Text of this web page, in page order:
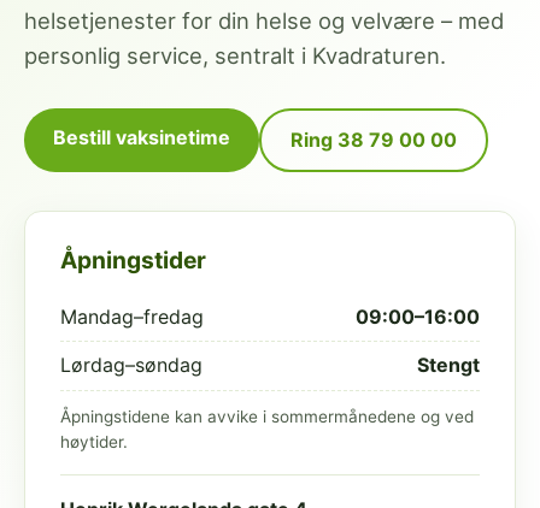
helsetjenester for din helse og velvære – med
personlig service, sentralt i Kvadraturen.
Bestill vaksinetime Ring 38 79 00 00
Åpningstider
Mandag–fredag 09:00–16:00
Lørdag–søndag Stengt
Åpningstidene kan avvike i sommermånedene og ved
høytider.